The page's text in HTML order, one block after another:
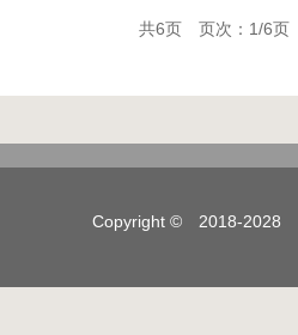
共6页 页次：1/6页
Copyright © 2018-2028